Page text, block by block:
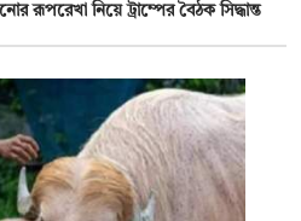
রূপরেখা নিয়ে ট্রাম্পের বৈঠক সিদ্ধান্ত